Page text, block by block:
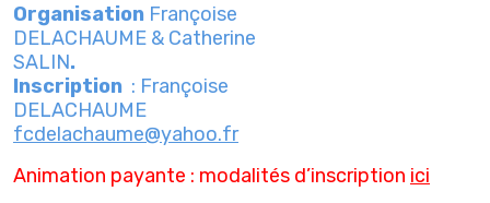
Organisation Françoise
DELACHAUME & Catherine
SALIN.
Inscription : Françoise
DELACHAUME
fcdelachaume@yahoo.fr
Animation payante : modalités d’inscription ici